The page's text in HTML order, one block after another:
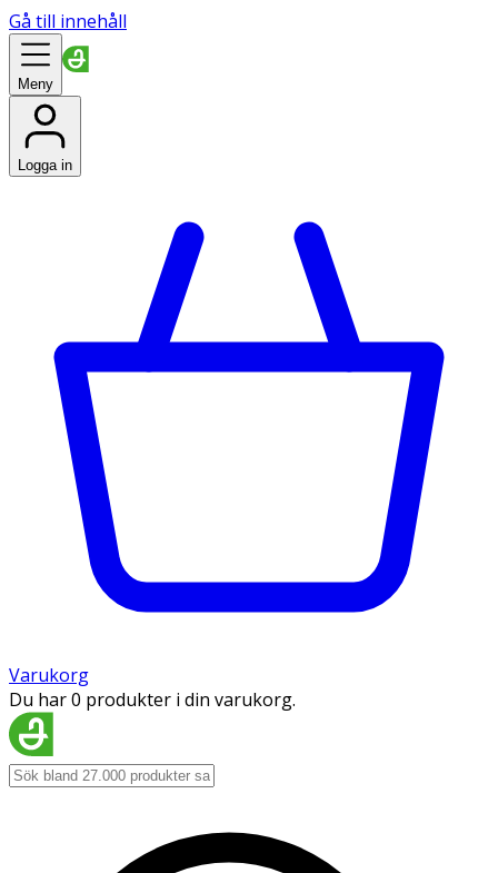
Gå till innehåll
Meny
Logga in
Varukorg
Du har 0 produkter i din varukorg.